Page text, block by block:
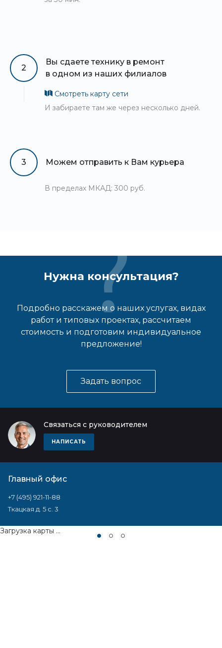
2
Вы сдаете технику в ремонт
в одном из наших филиалов
Смотреть карту сети
И забираете там же через несколько дней.
3 Можем отправить к Вам курьера
В пределах МКАД: 300 руб.
Нужна консультация?
Подробно расскажем о наших услугах, видах
работ и типовых проектах, рассчитаем
стоимость и подготовим индивидуальное
предложение!
Задать вопрос
Связаться с руководителем
НАПИСАТЬ
Главный офис
+7 (495) 921-11-88
Ткацкая д. 5 с. 3
Загрузка карты ...